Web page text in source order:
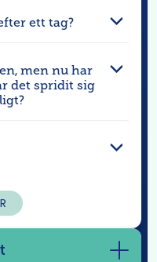
ett tag?
men nu har
det spridit sig